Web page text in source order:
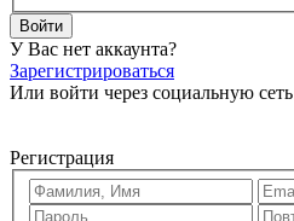
Войти
У Вас нет аккаунта?
Зарегистрироваться
Или войти через социальную сеть
Регистрация